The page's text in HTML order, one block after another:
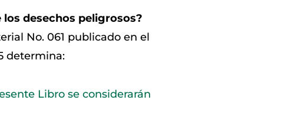
desechos peligrosos?
No. 061 publicado en el
determina:
Libro se considerarán